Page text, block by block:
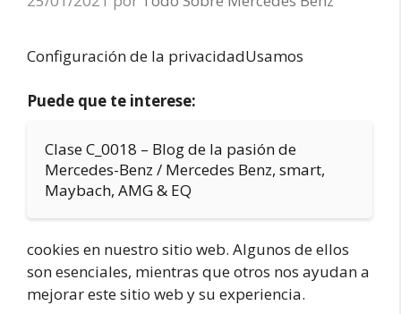
Configuración de la privacidadUsamos
Puede que te interese:
Clase C_0018 – Blog de la pasión de
Mercedes-Benz / Mercedes Benz, smart,
Maybach, AMG & EQ
cookies en nuestro sitio web. Algunos de ellos
son esenciales, mientras que otros nos ayudan a
mejorar este sitio web y su experiencia.